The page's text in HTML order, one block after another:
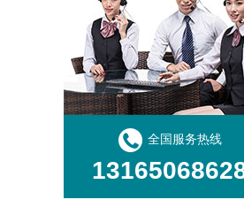
全国服务热线